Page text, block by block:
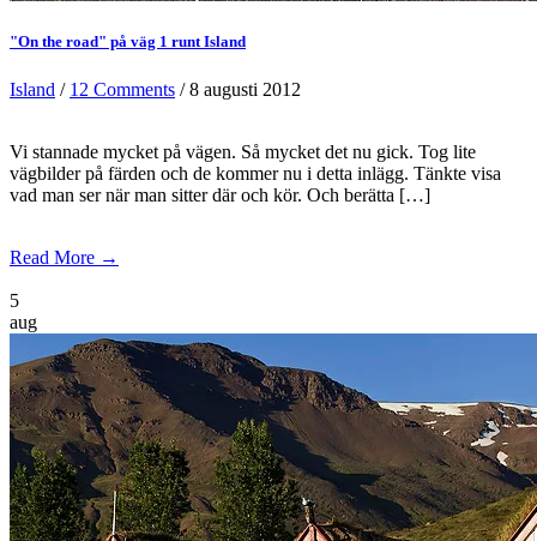
"On the road" på väg 1 runt Island
Island / 12 Comments / 8 augusti 2012
Vi stannade mycket på vägen. Så mycket det nu gick. Tog lite
vägbilder på färden och de kommer nu i detta inlägg. Tänkte visa
vad man ser när man sitter där och kör. Och berätta […]
Read More →
5
aug